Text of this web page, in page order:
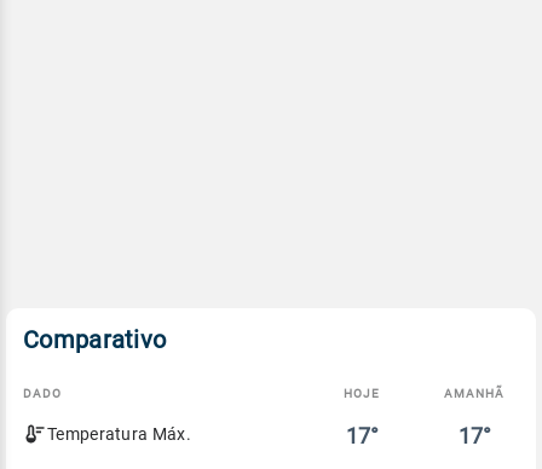
Comparativo
Comparativo
entre
DADO HOJE AMANHÃ
Temperatura Máx. 17° 17°